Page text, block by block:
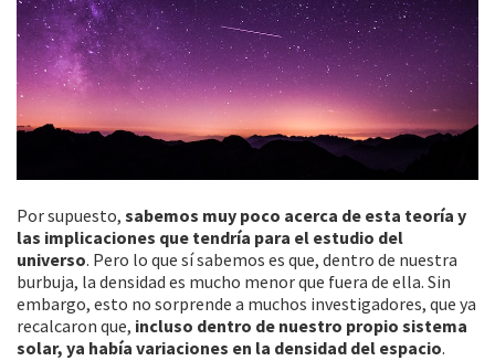
Por supuesto, sabemos muy poco acerca de esta teoría y
las implicaciones que tendría para el estudio del
universo. Pero lo que sí sabemos es que, dentro de nuestra
burbuja, la densidad es mucho menor que fuera de ella. Sin
embargo, esto no sorprende a muchos investigadores, que ya
recalcaron que, incluso dentro de nuestro propio sistema
solar, ya había variaciones en la densidad del espacio.